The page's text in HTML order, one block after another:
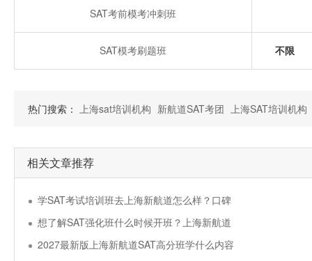
SAT考前模考冲刺班
SAT模考刷题班 不限
热门搜索： 上海sat培训机构 新航道SAT考团 上海SAT培训机构
相关文章推荐
学SAT考试培训班去上海新航道怎么样？口碑
想了解SAT强化班什么时候开班？上海新航道
2027最新版上海新航道SAT高分班学什么内容